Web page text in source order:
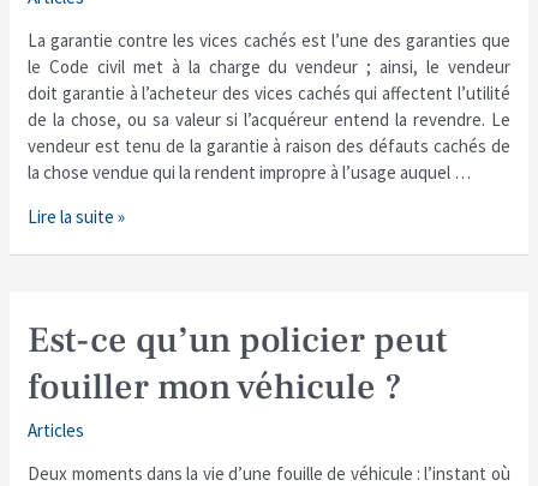
La garantie contre les vices cachés est l’une des garanties que
le Code civil met à la charge du vendeur ; ainsi, le vendeur
doit garantie à l’acheteur des vices cachés qui affectent l’utilité
de la chose, ou sa valeur si l’acquéreur entend la revendre. Le
vendeur est tenu de la garantie à raison des défauts cachés de
la chose vendue qui la rendent impropre à l’usage auquel …
Lire la suite »
Est-ce qu’un policier peut
fouiller mon véhicule ?
Articles
Deux moments dans la vie d’une fouille de véhicule : l’instant où
Est-
ce
qu’un
policier
peut